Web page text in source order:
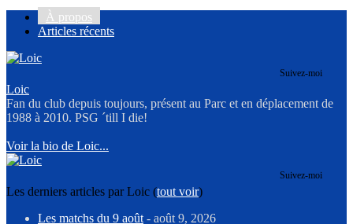
À propos
Articles récents
Suivez-moi
Loic
Fan du club depuis toujours, présent au Parc et en déplacement de
1988 à 2010. PSG ´till I die!
Voir la bio de Loic...
Suivez-moi
Les derniers articles par Loic (tout voir)
Les matchs du 9 août - août 9, 2026